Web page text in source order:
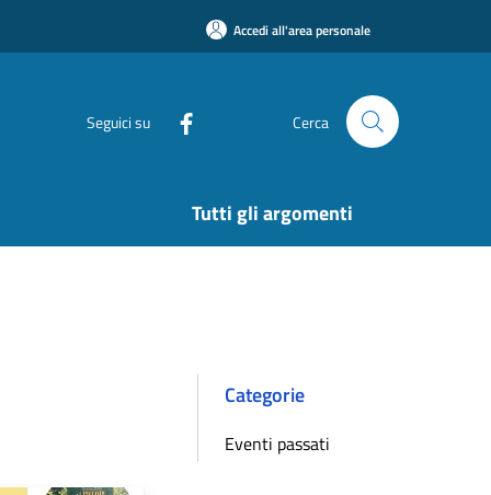
Accedi all'area personale
Seguici su Cerca
Tutti gli argomenti
Categorie
Eventi passati